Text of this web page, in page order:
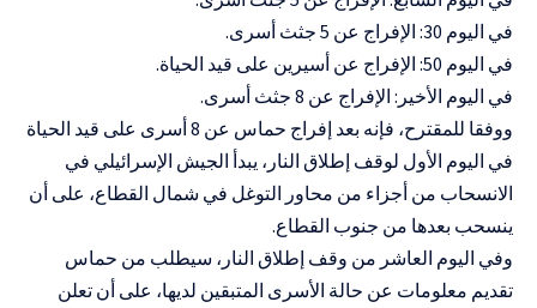
في اليوم 30: الإفراج عن 5 جثث أسرى.
في اليوم 50: الإفراج عن أسيرين على قيد الحياة.
في اليوم الأخير: الإفراج عن 8 جثث أسرى.
ووفقا للمقترح، فإنه بعد إفراج حماس عن 8 أسرى على قيد الحياة
في اليوم الأول لوقف إطلاق النار، يبدأ الجيش الإسرائيلي في
الانسحاب من أجزاء من محاور التوغل في شمال القطاع، على أن
ينسحب بعدها من جنوب القطاع.
وفي اليوم العاشر من وقف إطلاق النار، سيطلب من حماس
تقديم معلومات عن حالة الأسرى المتبقين لديها، على أن تعلن